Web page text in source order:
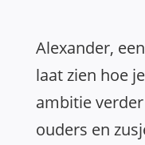
Alexander,
laat zien hoe
ambitie
ouders en